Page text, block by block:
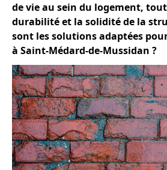
de vie au sein du logement,
durabilité et la solidité de la
sont les solutions adaptées
à Saint-Médard-de-Mussidan ?